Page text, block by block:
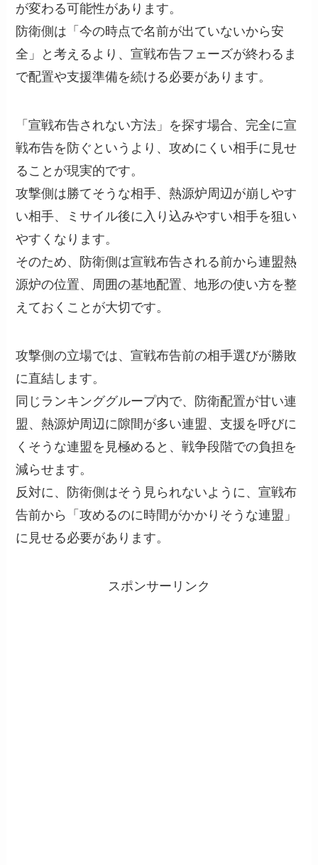
が変わる可能性があります。
防衛側は「今の時点で名前が出ていないから安
全」と考えるより、宣戦布告フェーズが終わるま
で配置や支援準備を続ける必要があります。
「宣戦布告されない方法」を探す場合、完全に宣
戦布告を防ぐというより、攻めにくい相手に見せ
ることが現実的です。
攻撃側は勝てそうな相手、熱源炉周辺が崩しやす
い相手、ミサイル後に入り込みやすい相手を狙い
やすくなります。
そのため、防衛側は宣戦布告される前から連盟熱
源炉の位置、周囲の基地配置、地形の使い方を整
えておくことが大切です。
攻撃側の立場では、宣戦布告前の相手選びが勝敗
に直結します。
同じランキンググループ内で、防衛配置が甘い連
盟、熱源炉周辺に隙間が多い連盟、支援を呼びに
くそうな連盟を見極めると、戦争段階での負担を
減らせます。
反対に、防衛側はそう見られないように、宣戦布
告前から「攻めるのに時間がかかりそうな連盟」
に見せる必要があります。
スポンサーリンク